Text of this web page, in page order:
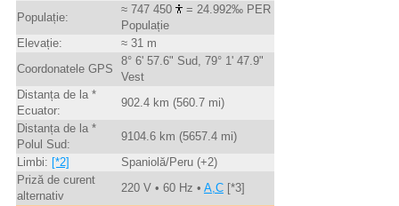
Populație:
≈ 747 450
= 24.992‰ PER
Populație
Elevație:
≈ 31 m
Coordonatele GPS
8° 6' 57.6" Sud, 79° 1' 47.9"
Vest
Distanța de la *
Ecuator:
902.4 km (560.7 mi)
Distanța de la *
Polul Sud:
9104.6 km (5657.4 mi)
Limbi: [*2]
Spaniolă/Peru (+2)
Priză de curent
alternativ
220 V • 60 Hz • A,C[*3]